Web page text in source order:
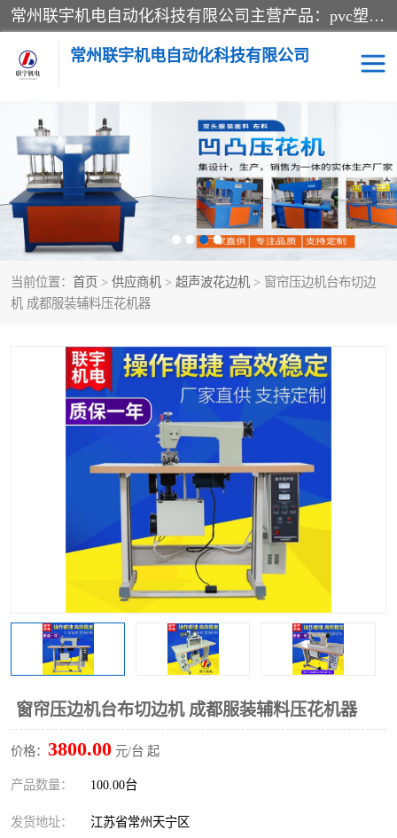
常州联宇机电自动化科技有限公司主营产品：pvc塑料焊机、高频热合机、软膜天花压边机、服装布料凹凸压花机、布料3d压印设备、服装植胶设备、超声波布料花边机、无纺布热合机、全自动压花机。
常州联宇机电自动化科技有限公司
当前位置： 首页 > 供应商机 > 超声波花边机 > 窗帘压边机台布切边
机 成都服装辅料压花机器
窗帘压边机台布切边机 成都服装辅料压花机器
价格： 3800.00 元/台 起
产品数量： 100.00台
发货地址： 江苏省常州天宁区
压花定型机以及压花模具 超声波热合机
高频热合机 超声波花边机
超声波复合压花机 凹凸压花机压标机
3040凹凸压花机 双头服装凹凸压花机
高频压花压标机 自动超声波打片成型机
泡壳包装封口机